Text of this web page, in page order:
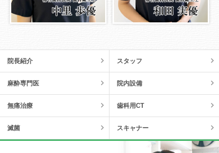
院長紹介 スタッフ
麻酔専門医 院内設備
無痛治療 歯科用CT
滅菌 スキャナー